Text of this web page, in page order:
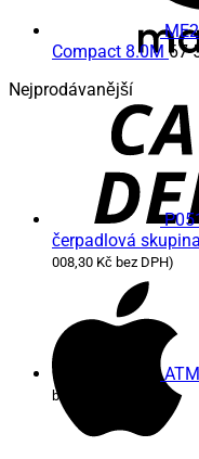
Compact 8.0M 67
Nejprodávanější
čerpadlová
008,30 Kč bez DPH)
bez DPH)